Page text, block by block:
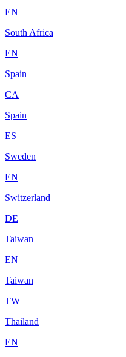
EN
South Africa
EN
Spain
CA
Spain
ES
Sweden
EN
Switzerland
DE
Taiwan
EN
Taiwan
TW
Thailand
EN